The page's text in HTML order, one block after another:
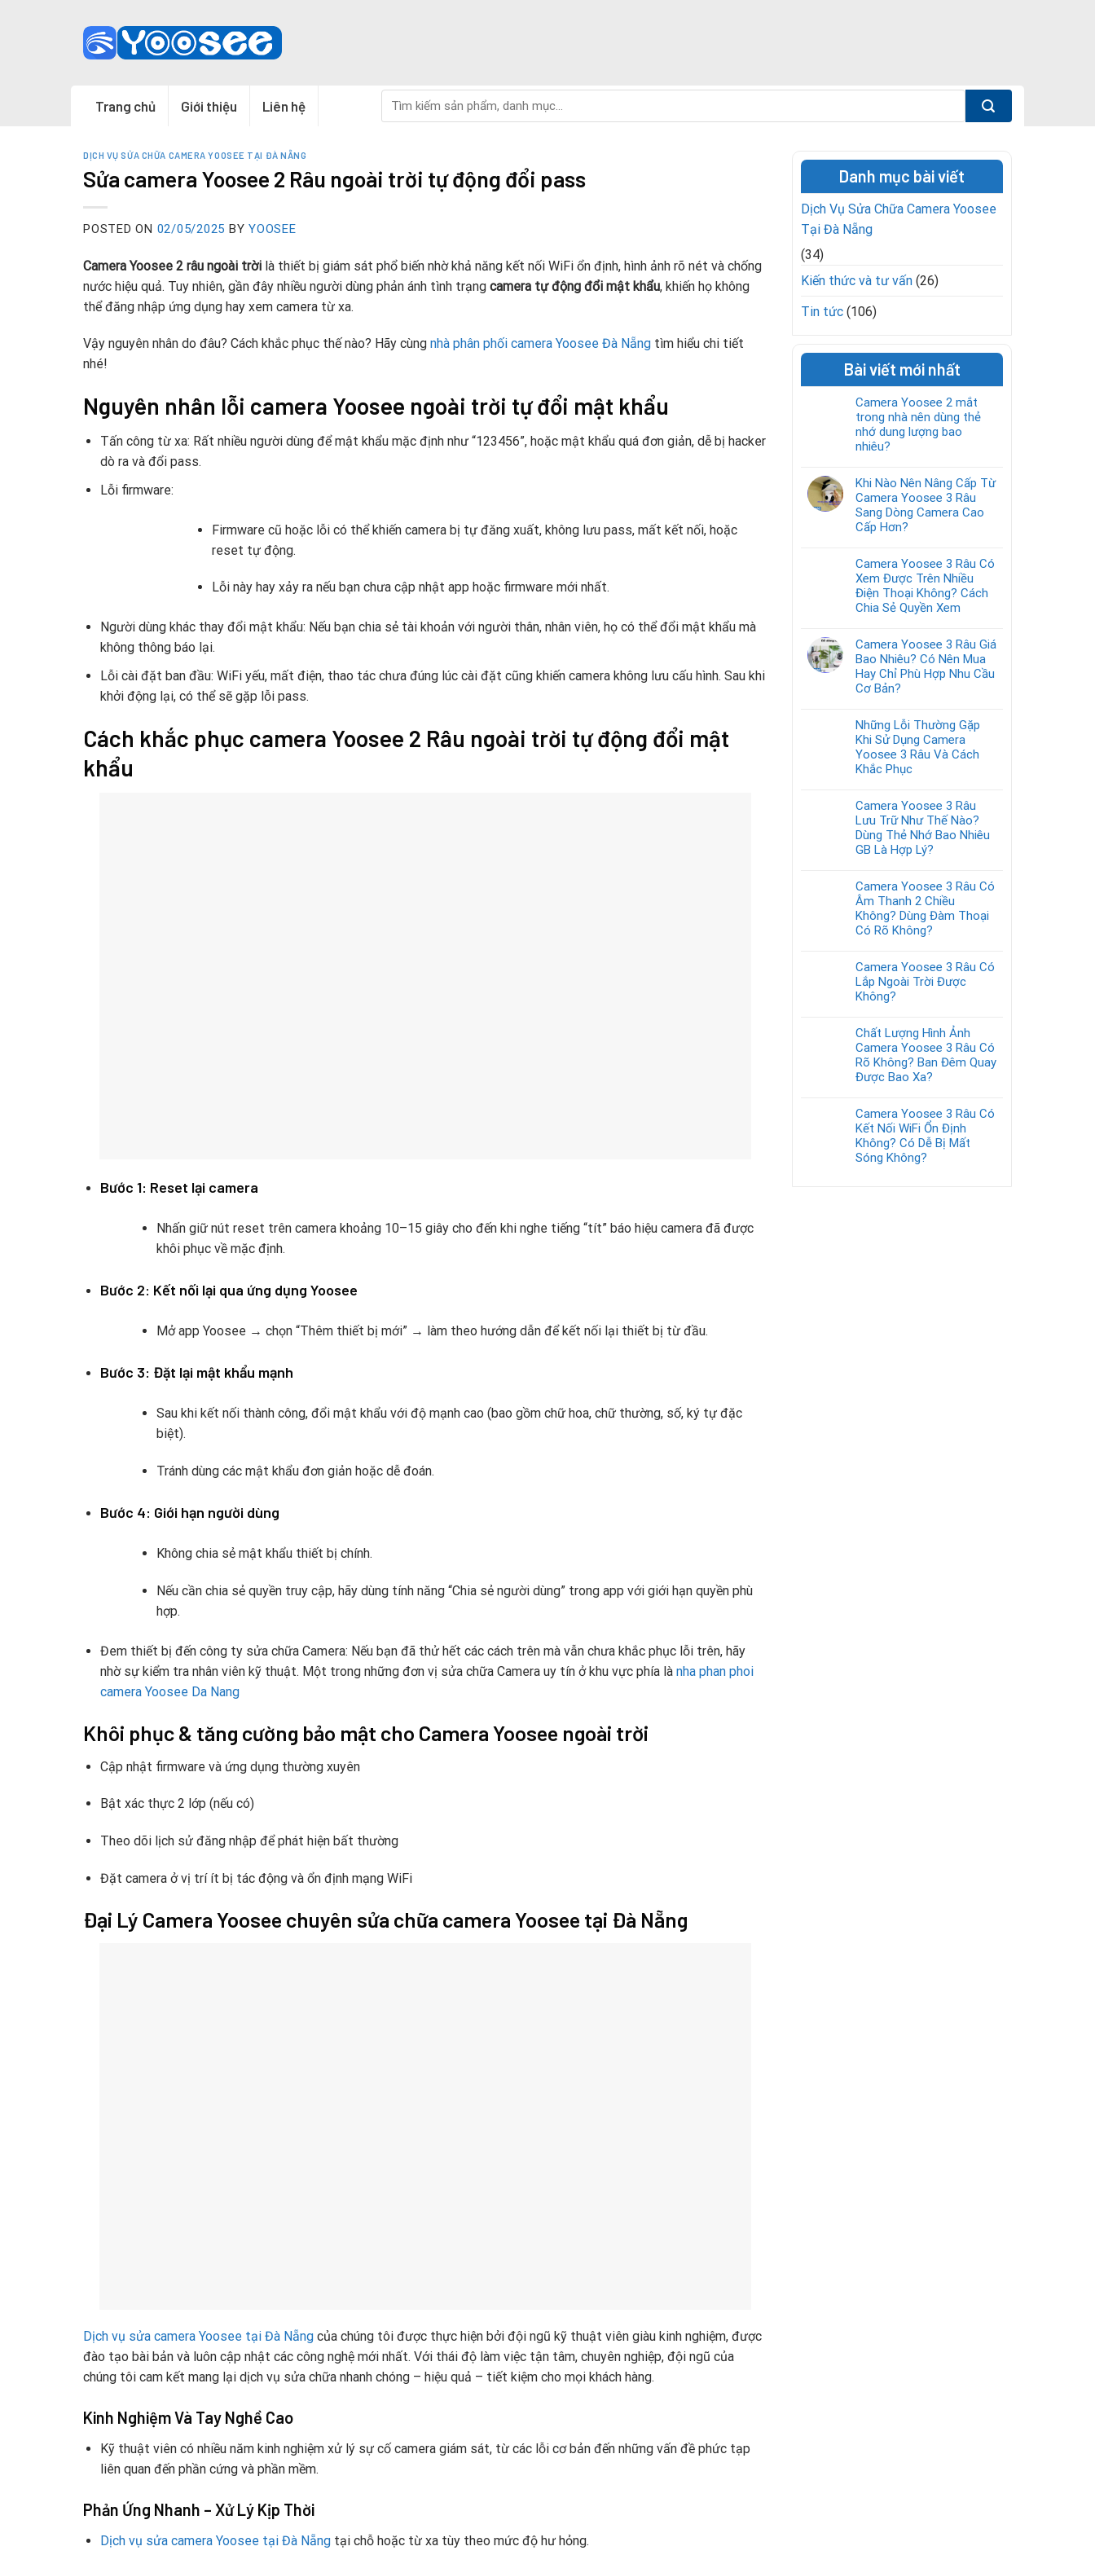
Trang chủ Giới thiệu Liên hệ
kiếm:
DỊCH VỤ SỬA CHỮA CAMERA YOOSEE TẠI ĐÀ NẴNG
Sửa camera Yoosee 2 Râu ngoài trời tự động đổi pass
POSTED ON 02/05/2025 BY YOOSEE
Camera Yoosee 2 râu ngoài trời là thiết bị giám sát phổ biến nhờ khả năng kết nối WiFi ổn định, hình ảnh rõ nét và chống
nước hiệu quả. Tuy nhiên, gần đây nhiều người dùng phản ánh tình trạng camera tự động đổi mật khẩu, khiến họ không
thể đăng nhập ứng dụng hay xem camera từ xa.
Vậy nguyên nhân do đâu? Cách khắc phục thế nào? Hãy cùng nhà phân phối camera Yoosee Đà Nẵng tìm hiểu chi tiết
nhé!
Nguyên nhân lỗi camera Yoosee ngoài trời tự đổi mật khẩu
Tấn công từ xa: Rất nhiều người dùng để mật khẩu mặc định như “123456”, hoặc mật khẩu quá đơn giản, dễ bị hacker
dò ra và đổi pass.
Lỗi firmware:
Firmware cũ hoặc lỗi có thể khiến camera bị tự đăng xuất, không lưu pass, mất kết nối, hoặc
reset tự động.
Lỗi này hay xảy ra nếu bạn chưa cập nhật app hoặc firmware mới nhất.
Người dùng khác thay đổi mật khẩu: Nếu bạn chia sẻ tài khoản với người thân, nhân viên, họ có thể đổi mật khẩu mà
không thông báo lại.
Lỗi cài đặt ban đầu: WiFi yếu, mất điện, thao tác chưa đúng lúc cài đặt cũng khiến camera không lưu cấu hình. Sau khi
khởi động lại, có thể sẽ gặp lỗi pass.
Cách khắc phục camera Yoosee 2 Râu ngoài trời tự động đổi mật
khẩu
Bước 1: Reset lại camera
Nhấn giữ nút reset trên camera khoảng 10–15 giây cho đến khi nghe tiếng “tít” báo hiệu camera đã được
khôi phục về mặc định.
Bước 2: Kết nối lại qua ứng dụng Yoosee
Mở app Yoosee → chọn “Thêm thiết bị mới” → làm theo hướng dẫn để kết nối lại thiết bị từ đầu.
Bước 3: Đặt lại mật khẩu mạnh
Sau khi kết nối thành công, đổi mật khẩu với độ mạnh cao (bao gồm chữ hoa, chữ thường, số, ký tự đặc
biệt).
Tránh dùng các mật khẩu đơn giản hoặc dễ đoán.
Bước 4: Giới hạn người dùng
Không chia sẻ mật khẩu thiết bị chính.
Nếu cần chia sẻ quyền truy cập, hãy dùng tính năng “Chia sẻ người dùng” trong app với giới hạn quyền phù
hợp.
Đem thiết bị đến công ty sửa chữa Camera: Nếu bạn đã thử hết các cách trên mà vẫn chưa khắc phục lỗi trên, hãy
nhờ sự kiểm tra nhân viên kỹ thuật. Một trong những đơn vị sửa chữa Camera uy tín ở khu vực phía là nha phan phoi
camera Yoosee Da Nang
Khôi phục & tăng cường bảo mật cho Camera Yoosee ngoài trời
Cập nhật firmware và ứng dụng thường xuyên
Bật xác thực 2 lớp (nếu có)
Theo dõi lịch sử đăng nhập để phát hiện bất thường
Đặt camera ở vị trí ít bị tác động và ổn định mạng WiFi
Đại Lý Camera Yoosee chuyên sửa chữa camera Yoosee tại Đà Nẵng
Dịch vụ sửa camera Yoosee tại Đà Nẵng của chúng tôi được thực hiện bởi đội ngũ kỹ thuật viên giàu kinh nghiệm, được
đào tạo bài bản và luôn cập nhật các công nghệ mới nhất. Với thái độ làm việc tận tâm, chuyên nghiệp, đội ngũ của
chúng tôi cam kết mang lại dịch vụ sửa chữa nhanh chóng – hiệu quả – tiết kiệm cho mọi khách hàng.
Kinh Nghiệm Và Tay Nghề Cao
Kỹ thuật viên có nhiều năm kinh nghiệm xử lý sự cố camera giám sát, từ các lỗi cơ bản đến những vấn đề phức tạp
liên quan đến phần cứng và phần mềm.
Phản Ứng Nhanh – Xử Lý Kịp Thời
Dịch vụ sửa camera Yoosee tại Đà Nẵngtại chỗ hoặc từ xa tùy theo mức độ hư hỏng.
Danh mục bài viết
Dịch Vụ Sửa Chữa Camera Yoosee
Tại Đà Nẵng
(34)
Kiến thức và tư vấn (26)
Tin tức (106)
Bài viết mới nhất
Camera Yoosee 2 mắt
trong nhà nên dùng thẻ
nhớ dung lượng bao
nhiêu?
Khi Nào Nên Nâng Cấp Từ
Camera Yoosee 3 Râu
Sang Dòng Camera Cao
Cấp Hơn?
Camera Yoosee 3 Râu Có
Xem Được Trên Nhiều
Điện Thoại Không? Cách
Chia Sẻ Quyền Xem
Camera Yoosee 3 Râu Giá
Bao Nhiêu? Có Nên Mua
Hay Chỉ Phù Hợp Nhu Cầu
Cơ Bản?
Những Lỗi Thường Gặp
Khi Sử Dụng Camera
Yoosee 3 Râu Và Cách
Khắc Phục
Camera Yoosee 3 Râu
Lưu Trữ Như Thế Nào?
Dùng Thẻ Nhớ Bao Nhiêu
GB Là Hợp Lý?
Camera Yoosee 3 Râu Có
Âm Thanh 2 Chiều
Không? Dùng Đàm Thoại
Có Rõ Không?
Camera Yoosee 3 Râu Có
Lắp Ngoài Trời Được
Không?
Chất Lượng Hình Ảnh
Camera Yoosee 3 Râu Có
Rõ Không? Ban Đêm Quay
Được Bao Xa?
Camera Yoosee 3 Râu Có
Kết Nối WiFi Ổn Định
Không? Có Dễ Bị Mất
Sóng Không?